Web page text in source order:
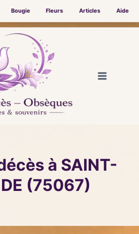
Bougie Fleurs Articles Aide
à SAINT-
(75067)